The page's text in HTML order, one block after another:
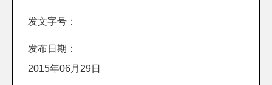
发文字号：
发布日期：
2015年06月29日